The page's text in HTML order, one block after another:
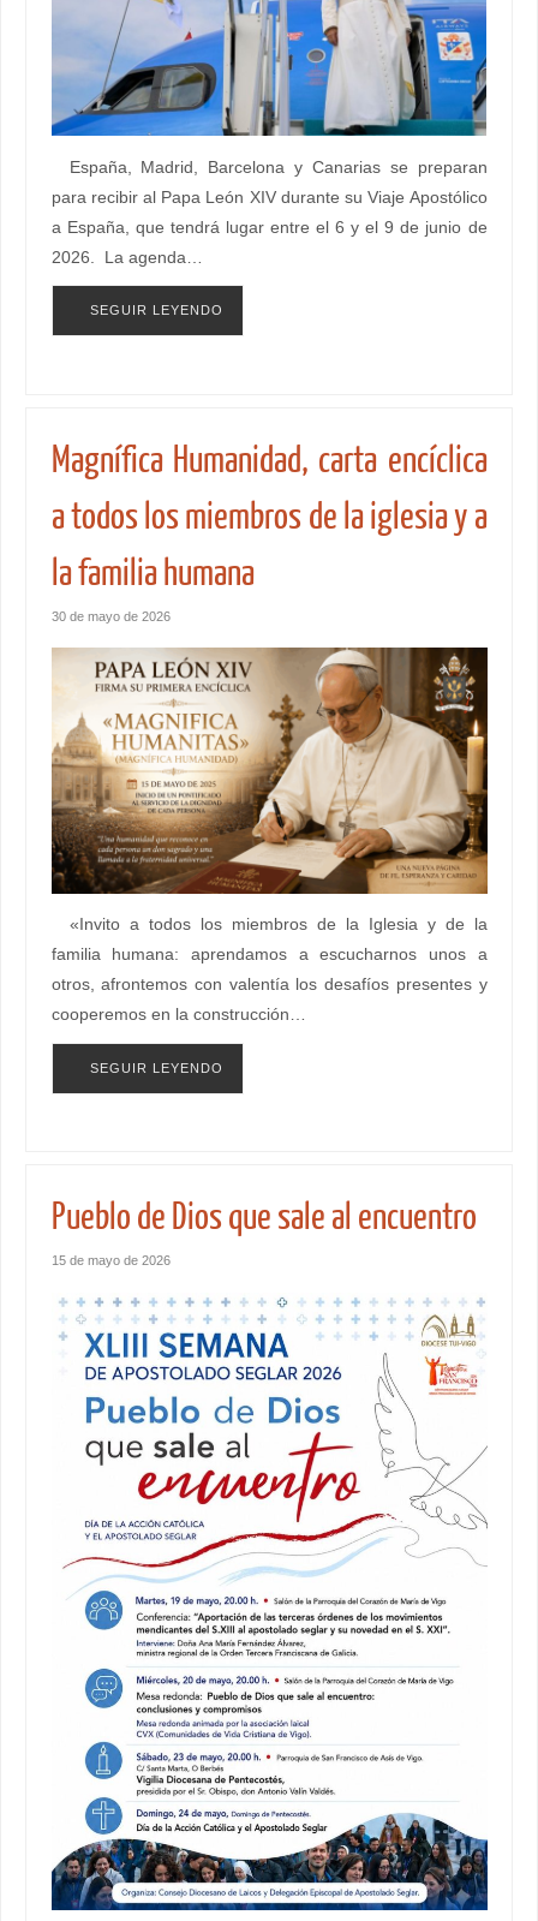
España, Madrid, Barcelona y Canarias se preparan
para recibir al Papa León XIV durante su Viaje Apostólico
a España, que tendrá lugar entre el 6 y el 9 de junio de
2026. La agenda…
SEGUIR LEYENDO
Magnífica Humanidad, carta encíclica
a todos los miembros de la iglesia y a
la familia humana
30 de mayo de 2026
«Invito a todos los miembros de la Iglesia y de la
familia humana: aprendamos a escucharnos unos a
otros, afrontemos con valentía los desafíos presentes y
cooperemos en la construcción…
SEGUIR LEYENDO
Pueblo de Dios que sale al encuentro
15 de mayo de 2026